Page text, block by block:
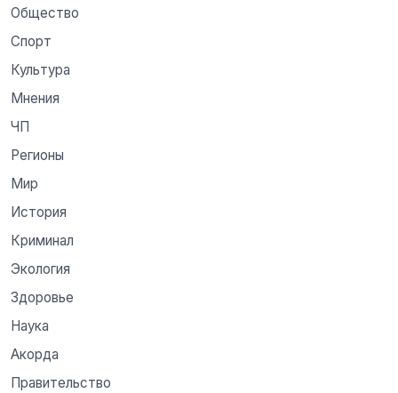
Общество
Спорт
Культура
Мнения
ЧП
Регионы
Мир
История
Криминал
Экология
Здоровье
Наука
Акорда
Правительство